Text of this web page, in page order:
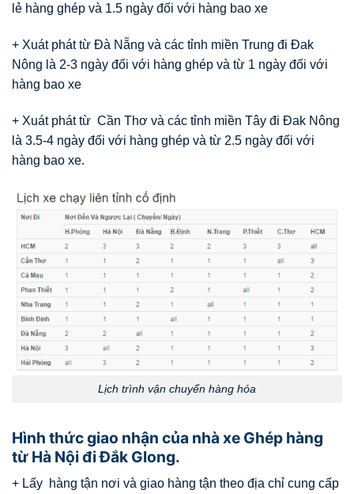
lẻ hàng ghép và 1.5 ngày đối với hàng bao xe
+ Xuát phát từ Đà Nẵng và các tỉnh miền Trung đi Đak
Nông là 2-3 ngày đối với hàng ghép và từ 1 ngày đối với
hàng bao xe
+ Xuát phát từ Cần Thơ và các tỉnh miền Tây đi Đak Nông
là 3.5-4 ngày đối với hàng ghép và từ 2.5 ngày đối với
hàng bao xe.
Lịch trình vận chuyển hàng hóa
Hình thức giao nhận của nhà xe Ghép hàng
từ Hà Nội đi Đắk Glong.
+ Lấy hàng tận nơi và giao hàng tận theo địa chỉ cung cấp